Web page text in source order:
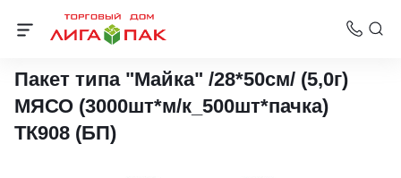
Пакеты-майки 28х50 см
Пакет типа "Майка" /28*50см/ (5,0г)
МЯСО (3000шт*м/к_500шт*пачка)
ТК908 (БП)